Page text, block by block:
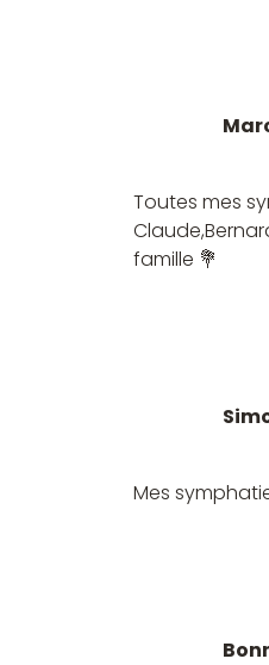
Toutes mes
famille 💐
Mes